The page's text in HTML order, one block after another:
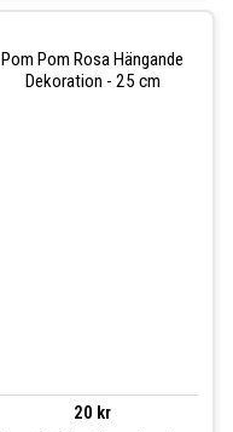
Pom Pom Rosa Hängande
Dekoration - 25 cm
20 kr